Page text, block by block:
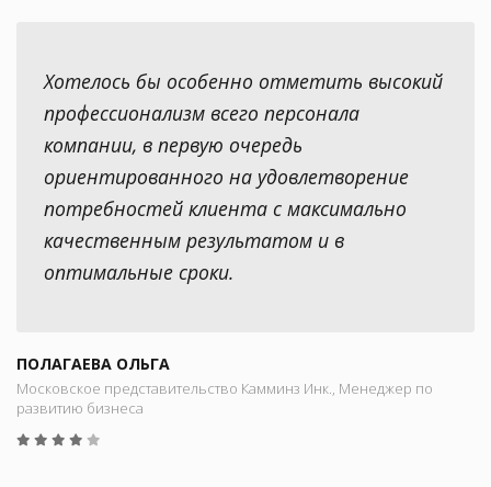
Хотелось бы особенно отметить высокий
профессионализм всего персонала
компании, в первую очередь
ориентированного на удовлетворение
потребностей клиента с максимально
качественным результатом и в
оптимальные сроки.
ПОЛАГАЕВА ОЛЬГА
Московское представительство Камминз Инк., Менеджер по
развитию бизнеса